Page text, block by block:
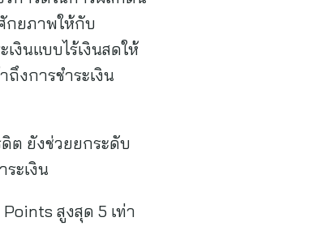
กยภาพให้กับ
งินแบบไร้เงินสดให้
งการชำระเงิน
ต ยังช่วยยกระดับ
ะเงิน
สูงสุด 5 เท่า